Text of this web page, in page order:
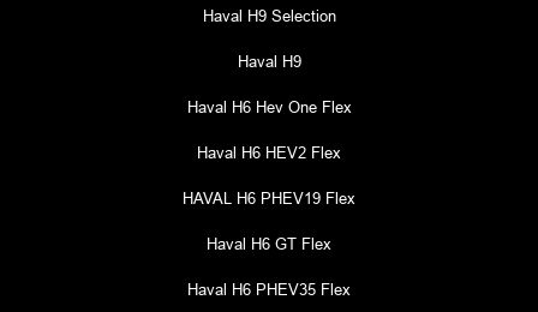
Haval H9 Selection
Haval H9
Haval H6 Hev One Flex
Haval H6 HEV2 Flex
HAVAL H6 PHEV19 Flex
Haval H6 GT Flex
Haval H6 PHEV35 Flex